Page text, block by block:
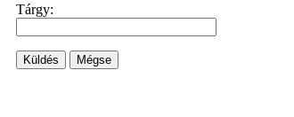
Tárgy:
Küldés Mégse